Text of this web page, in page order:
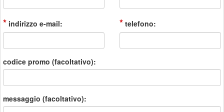
* indirizzo e-mail: * telefono:
codice promo (facoltativo):
messaggio (facoltativo):